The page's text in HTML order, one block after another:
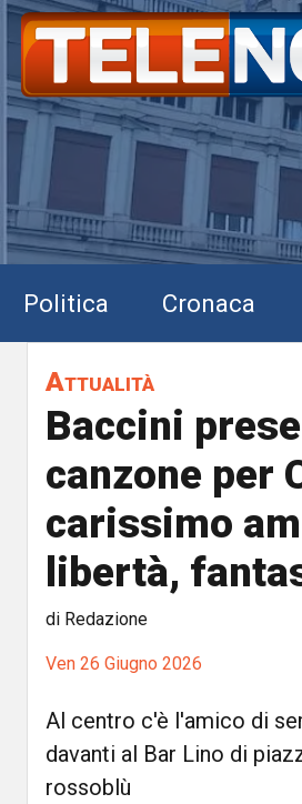
Politica Cronaca
Attualità
Baccini
canzone per
carissimo
libertà,
di Redazione
Ven 26 Giugno 2026
Al centro c'è l'amico di
davanti al Bar Lino di
rossoblù